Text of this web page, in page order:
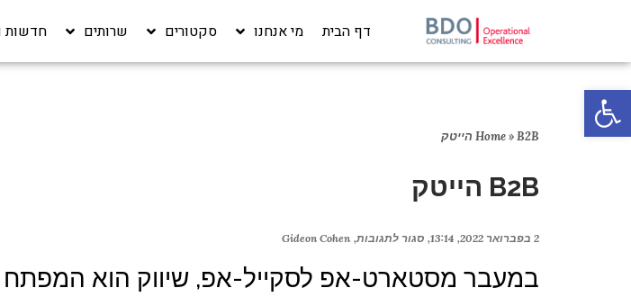
פתח סרגל נגישות
דף הבית מי אנחנו סקטורים שרותים חדשות
Home»B2B הייטק
B2B הייטק
2 בפברואר 2022 13:14 סגור לתגובות Gideon Cohen
במעבר מסטארט-אפ לסקייל-אפ, שיווק הוא